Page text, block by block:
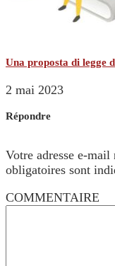
Una proposta di legge
2 mai 2023
Répondre
Votre adresse e-mail
obligatoires sont
COMMENTAIRE